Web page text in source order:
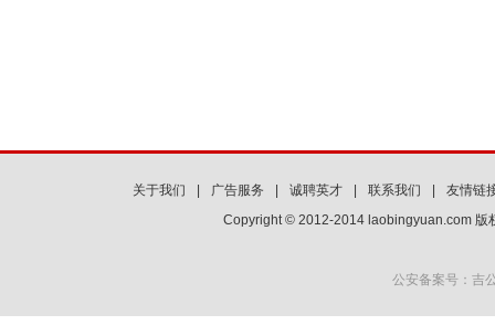
关于我们 广告服务 诚聘英才 联系我们
友情链
Copyright © 2012-2014 laobingyuan.com 版
公安备案号：吉